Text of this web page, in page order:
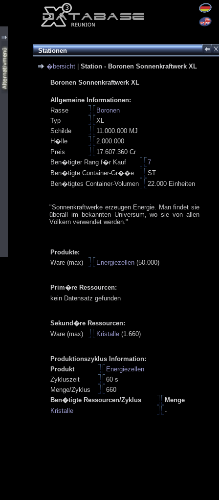
Stationen
�bersicht Station - Boronen Sonnenkraftwerk XL
Boronen Sonnenkraftwerk XL
Allgemeine Informationen:
Rasse
Boronen
Typ
XL
Schilde
11.000.000 MJ
H�lle
2.000.000
Preis
17.607.360 Cr
Ben�tigter Rang f�r Kauf
7
Ben�tigte Container-Gr��e
ST
Ben�tigtes Container-Volumen
22.000 Einheiten
"Sonnenkraftwerke erzeugen Energie. Man findet sie
überall im bekannten Universum, wo sie von allen
Völkern verwendet werden."
Produkte:
Ware (max)
Energiezellen (50.000)
Prim�re Ressourcen:
kein Datensatz gefunden
Sekund�re Ressourcen:
Ware (max)
Kristalle (1.660)
Produktionszyklus Information:
Produkt
Energiezellen
Zykluszeit
60 s
Menge/Zyklus
660
Ben�tigte Ressourcen/Zyklus
Menge
Kristalle
-